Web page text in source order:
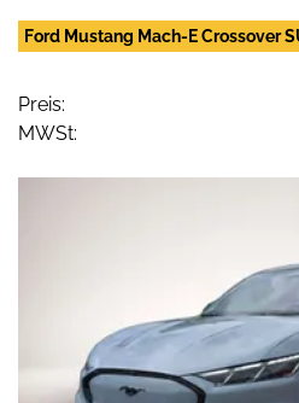
Ford Mustang Mach-E Crossover
Preis:
MWSt: